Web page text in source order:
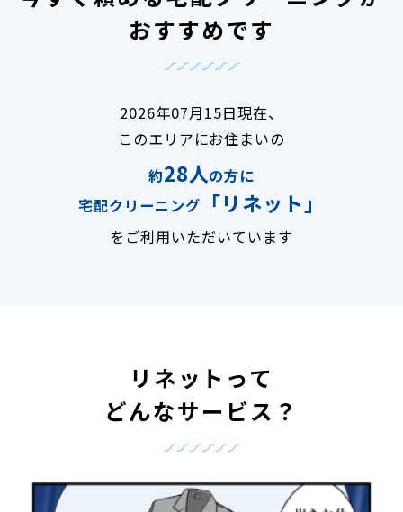
おすすめです
2026年07月15日現在、
このエリアにお住まいの
約28人の方に
宅配クリーニング
「リネット」
をご利用いただいています
リネットって
どんなサービス？